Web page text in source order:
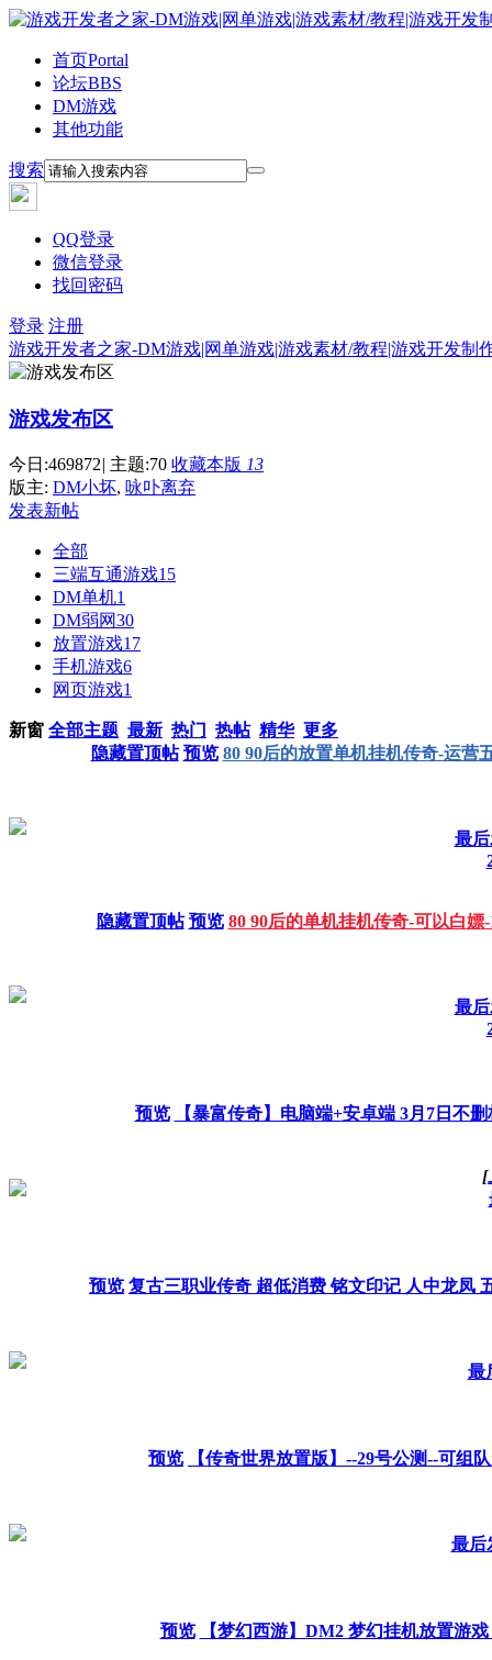
首页Portal
论坛BBS
DM游戏
其他功能
搜索
QQ登录
微信登录
找回密码
登录 注册
游戏开发者之家-DM游戏|网单游戏|游戏素材/教程|游戏开发制
游戏发布区
今日:469872| 主题:70 收藏本版 13
版主: DM小坏, 咏卟离弃
发表新帖
全部
三端互通游戏15
DM单机1
DM弱网30
放置游戏17
手机游戏6
网页游戏1
新窗 全部主题 最新 热门 热帖 精华 更多
隐藏置顶帖 预览 80 90后的放置单机挂机传奇-运营
最后
隐藏置顶帖 预览 80 90后的单机挂机传奇-可以白
最后
预览 【暴富传奇】电脑端+安卓端 3月7日不
[
预览 复古三职业传奇 超低消费 铭文印记 人中龙凤
最
预览 【传奇世界放置版】--29号公测--可组
最后
预览 【梦幻西游】DM2 梦幻挂机放置游